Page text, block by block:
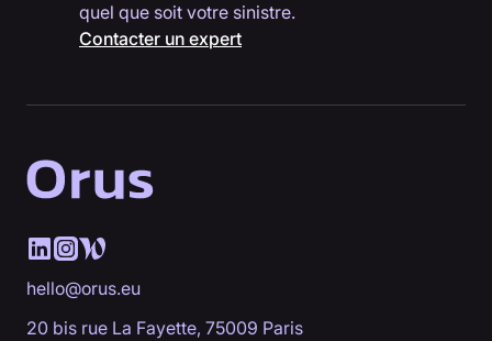
quel que soit votre sinistre.
Contacter un expert
hello@orus.eu
20 bis rue La Fayette, 75009 Paris